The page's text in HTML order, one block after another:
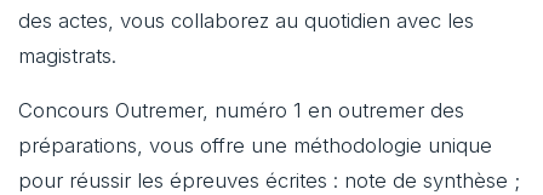
des actes, vous collaborez au quotidien avec les
magistrats.
Concours Outremer, numéro 1 en outremer des
préparations, vous offre une méthodologie unique
pour réussir les épreuves écrites : note de synthèse ;